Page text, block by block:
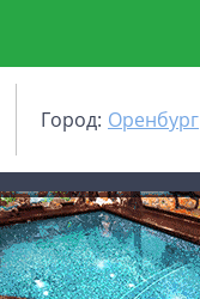
Город: Оренбург